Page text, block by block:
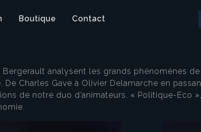
Boutique Contact
analysent les grands phénomènes
Charles Gave à Olivier Delamarche en
de notre duo d’animateurs. « Politique-Eco